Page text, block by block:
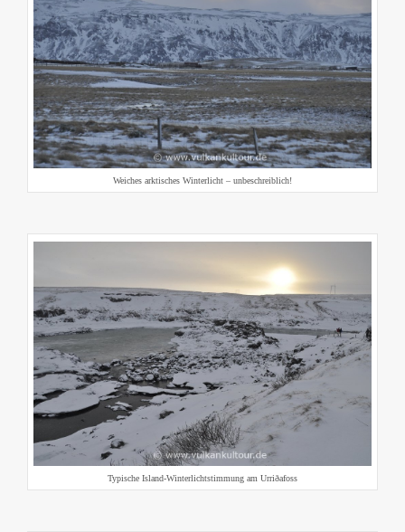
Weiches arktisches Winterlicht – unbeschreiblich!
Typische Island-Winterlichtstimmung am Urriðafoss